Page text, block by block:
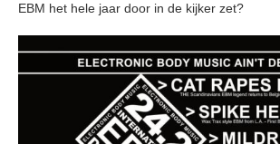
EBM het hele jaar door in de kijker zet?